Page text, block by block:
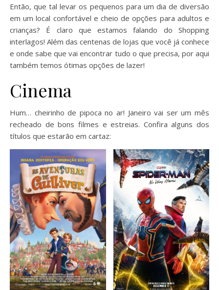
Então, que tal levar os pequenos para um dia de diversão
em um local confortável e cheio de opções para adultos e
crianças? É claro que estamos falando do Shopping
interlagos! Além das centenas de lojas que você já conhece
e onde sabe que vai encontrar tudo o que precisa, por aqui
também temos ótimas opções de lazer!
Cinema
Hum… cheirinho de pipoca no ar! Janeiro vai ser um mês
recheado de bons filmes e estreias. Confira alguns dos
títulos que estarão em cartaz: